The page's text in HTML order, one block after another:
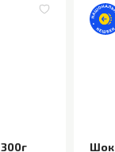
300г